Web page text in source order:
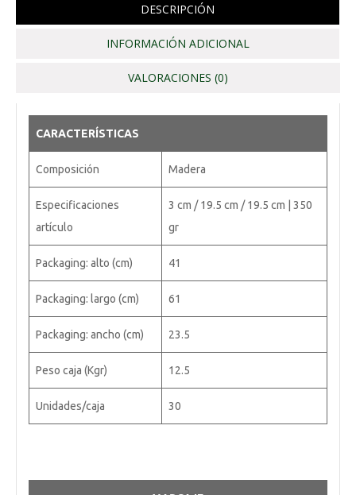
DESCRIPCIÓN
INFORMACIÓN ADICIONAL
VALORACIONES (0)
CARACTERÍSTICAS
Composición Madera
Especificaciones
artículo
3 cm / 19.5 cm / 19.5 cm | 350
gr
Packaging: alto (cm) 41
Packaging: largo (cm) 61
Packaging: ancho (cm) 23.5
Peso caja (Kgr) 12.5
Unidades/caja 30